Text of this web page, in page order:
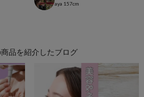
aya 157cm
商品を紹介したブログ